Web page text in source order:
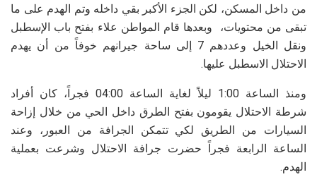
من داخل المسكن، لكن الجزء الأكبر بقي داخله وتم الهدم على ما
تبقى من محتويات، وبعدها قام المواطن علاء بفتح باب الإسطبل
ونقل الخيل وعددهم 7 إلى ساحة جيرانهم خوفاً من أن يهدم
الاحتلال الاسطبل عليها.
ومنذ الساعة 1:00 ليلاً لغاية الساعة 04:00 فجراً، كان أفراد
شرطة الاحتلال يقومون بفتح الطرق داخل الحي من خلال إزاحة
السيارات من الطريق لكي تتمكن الجرافة من العبور، وعند
الساعة الرابعة فجراً حضرت جرافة الاحتلال وشرعت بعملية
الهدم.